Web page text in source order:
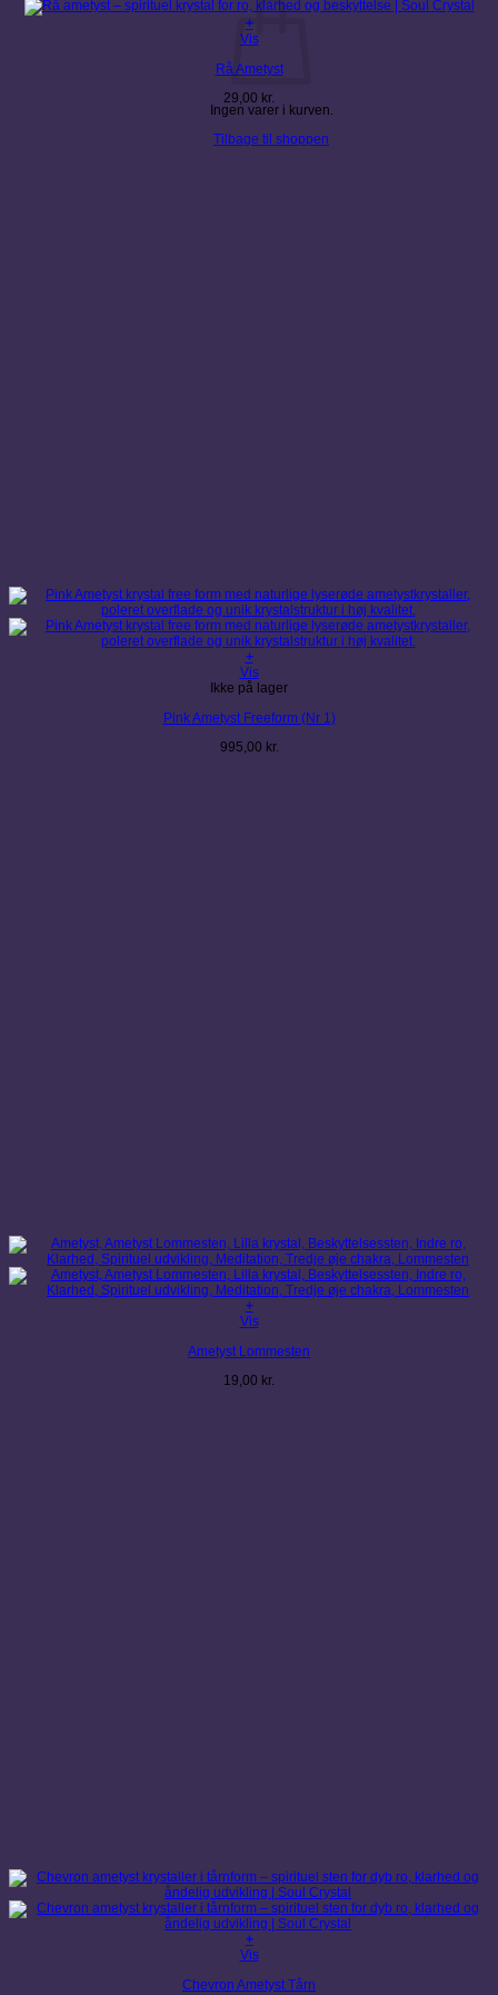
Ingen varer i kurven.
Tilbage til shoppen
+
Dette
har
varianter.
Mulighederne
vælges
Vis
Rå Ametyst
29,00 kr.
+
Vis
Ikke på lager
Pink Ametyst Freeform (Nr 1)
995,00 kr.
+
Vis
Ametyst Lommesten
19,00 kr.
+
Vis
Chevron Ametyst Tårn